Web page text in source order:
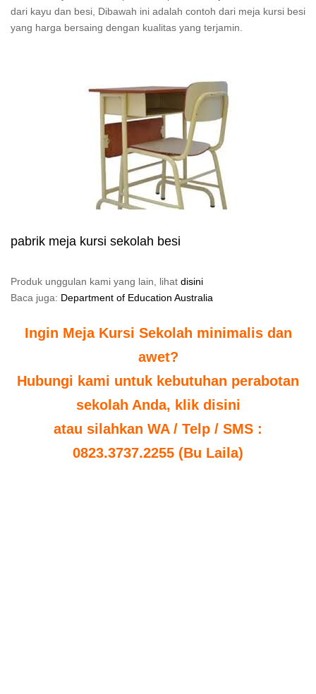
dari kayu dan besi, Dibawah ini adalah contoh dari meja kursi besi
yang harga bersaing dengan kualitas yang terjamin.
pabrik meja kursi sekolah besi
Produk unggulan kami yang lain, lihat disini
Baca juga: Department of Education Australia
Ingin Meja Kursi Sekolah minimalis dan
awet?
Hubungi kami untuk kebutuhan perabotan
sekolah Anda, klik disini
atau silahkan WA / Telp / SMS :
0823.3737.2255 (Bu Laila)